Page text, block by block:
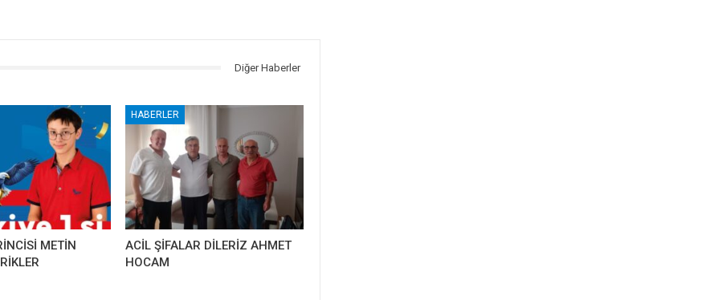
Diğer Haberler
METİN
HABERLER
ACİL ŞİFALAR DİLERİZ AHMET
HOCAM